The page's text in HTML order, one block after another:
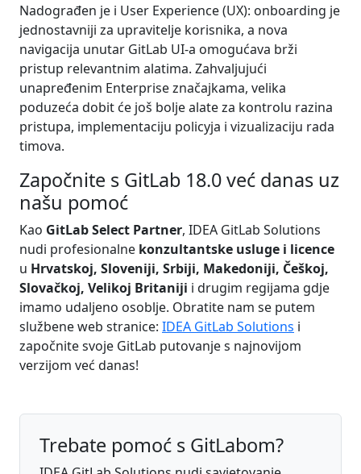
Nadograđen je i User Experience (UX): onboarding je
jednostavniji za upravitelje korisnika, a nova
navigacija unutar GitLab UI-a omogućava brži
pristup relevantnim alatima. Zahvaljujući
unapređenim Enterprise značajkama, velika
poduzeća dobit će još bolje alate za kontrolu razina
pristupa, implementaciju policyja i vizualizaciju rada
timova.
Započnite s GitLab 18.0 već danas uz
našu pomoć
Kao GitLab Select Partner, IDEA GitLab Solutions
nudi profesionalne konzultantske usluge i licence
u Hrvatskoj, Sloveniji, Srbiji, Makedoniji, Češkoj,
Slovačkoj, Velikoj Britaniji i drugim regijama gdje
imamo udaljeno osoblje. Obratite nam se putem
službene web stranice: IDEA GitLab Solutions i
započnite svoje GitLab putovanje s najnovijom
verzijom već danas!
Trebate pomoć s GitLabom?